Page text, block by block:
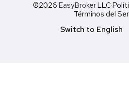
©2026 EasyBrokerLLC·
Términos del
Switch to English